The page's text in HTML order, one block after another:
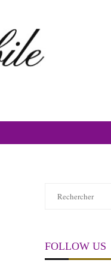
FOLLOW US